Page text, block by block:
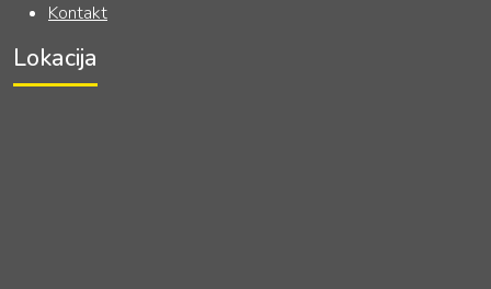
Kontakt
Lokacija